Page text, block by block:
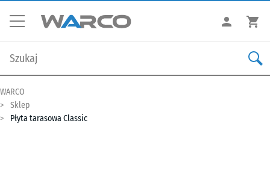
WARCO
Sklep
Płyta tarasowa Classic